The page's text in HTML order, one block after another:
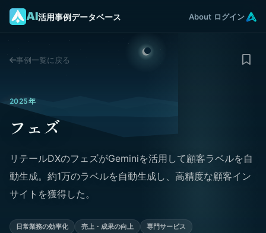
AI活用事例データベース About ログイン
事例一覧に戻る
2025年
フェズ
リテールDXのフェズがGeminiを活用して顧客ラベルを自
動生成。約1万のラベルを自動生成し、高精度な顧客イン
サイトを獲得した。
日常業務の効率化 売上・成果の向上
専門サービス